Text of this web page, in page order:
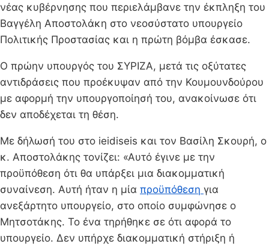
νέας κυβέρνησης που περιελάμβανε την έκπληξη του
Βαγγέλη Αποστολάκη στο νεοσύστατο υπουργείο
Πολιτικής Προστασίας και η πρώτη βόμβα έσκασε.
Ο πρώην υπουργός του ΣΥΡΙΖΑ, μετά τις οξύτατες
αντιδράσεις που προέκυψαν από την Κουμουνδούρου
με αφορμή την υπουργοποίησή του, ανακοίνωσε ότι
δεν αποδέχεται τη θέση.
Με δήλωσή του στο ieidiseis και τον Βασίλη Σκουρή, ο
κ. Αποστολάκης τονίζει: «Αυτό έγινε με την
προϋπόθεση ότι θα υπάρξει μια διακομματική
συναίνεση. Αυτή ήταν η μία προϋπόθεση για
ανεξάρτητο υπουργείο, στο οποίο συμφώνησε ο
Μητσοτάκης. Το ένα τηρήθηκε σε ότι αφορά το
υπουργείο. Δεν υπήρχε διακομματική στήριξη ή